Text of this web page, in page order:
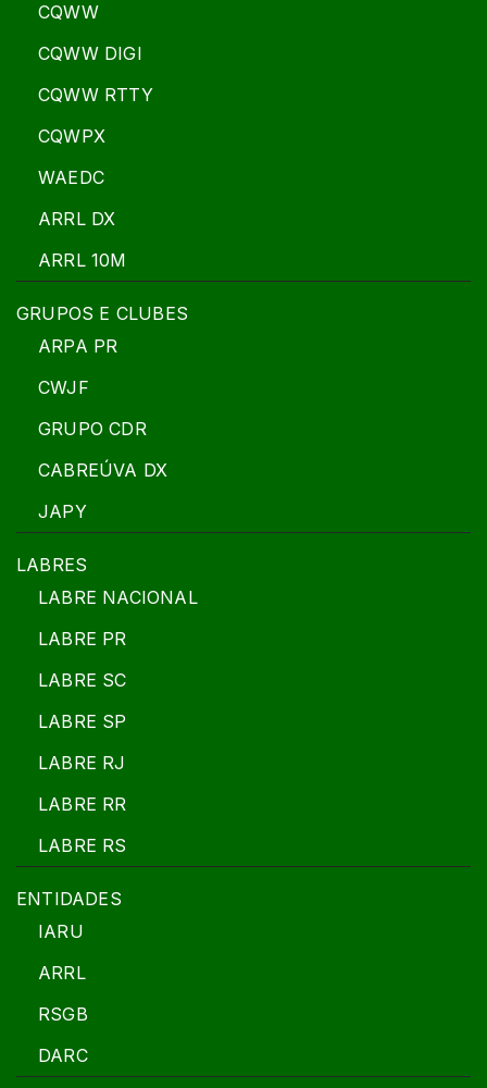
CQWW
CQWW DIGI
CQWW RTTY
CQWPX
WAEDC
ARRL DX
ARRL 10M
GRUPOS E CLUBES
ARPA PR
CWJF
GRUPO CDR
CABREÚVA DX
JAPY
LABRES
LABRE NACIONAL
LABRE PR
LABRE SC
LABRE SP
LABRE RJ
LABRE RR
LABRE RS
ENTIDADES
IARU
ARRL
RSGB
DARC